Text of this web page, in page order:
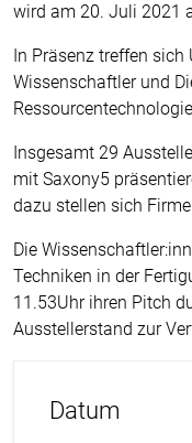
wird am 20. Juli 2021
In Präsenz treffen sich
Wissenschaftler und
Insgesamt 29
mit Saxony5
dazu stellen sich
Die
Techniken in der
11.53Uhr ihren Pitch
Ausstellerstand zur
Datum